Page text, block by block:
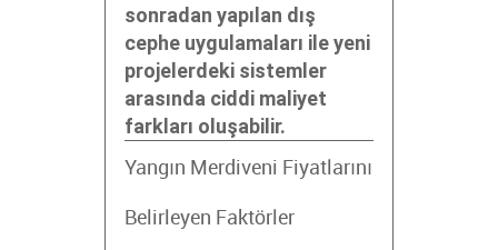
sonradan yapılan dış
cephe uygulamaları ile yeni
projelerdeki sistemler
arasında ciddi maliyet
farkları oluşabilir.
Yangın Merdiveni Fiyatlarını
Belirleyen Faktörler